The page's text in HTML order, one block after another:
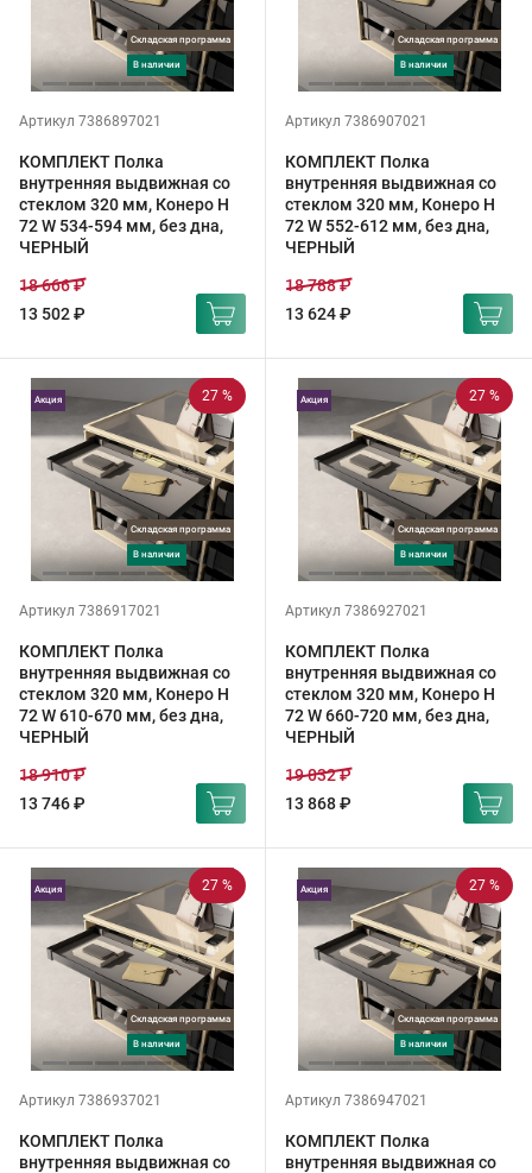
Складская программа
в наличии
Артикул 7386897021
КОМПЛЕКТ Полка
внутренняя выдвижная со
стеклом 320 мм, Конеро H
72 W 534-594 мм, без дна,
ЧЕРНЫЙ
13 502 ₽
18 666 ₽
Складская программа
в наличии
Артикул 7386907021
КОМПЛЕКТ Полка
внутренняя выдвижная со
стеклом 320 мм, Конеро H
72 W 552-612 мм, без дна,
ЧЕРНЫЙ
13 624 ₽
18 788 ₽
27 %
Складская программа
в наличии
Акция
Артикул 7386917021
КОМПЛЕКТ Полка
внутренняя выдвижная со
стеклом 320 мм, Конеро H
72 W 610-670 мм, без дна,
ЧЕРНЫЙ
13 746 ₽
18 910 ₽
27 %
Складская программа
в наличии
Акция
Артикул 7386927021
КОМПЛЕКТ Полка
внутренняя выдвижная со
стеклом 320 мм, Конеро H
72 W 660-720 мм, без дна,
ЧЕРНЫЙ
13 868 ₽
19 032 ₽
27 %
Складская программа
в наличии
Акция
Артикул 7386937021
КОМПЛЕКТ Полка
внутренняя выдвижная со
27 %
Складская программа
в наличии
Акция
Артикул 7386947021
КОМПЛЕКТ Полка
внутренняя выдвижная со